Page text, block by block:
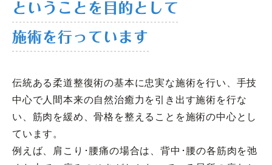
ということを目的として
施術を行っています
伝統ある柔道整復術の基本に忠実な施術を行い、手技
中心で人間本来の自然治癒力を引き出す施術を行な
い、筋肉を緩め、骨格を整えることを施術の中心とし
ています。
例えば、肩こり･腰痛の場合は、背中･腰の各筋肉を弛